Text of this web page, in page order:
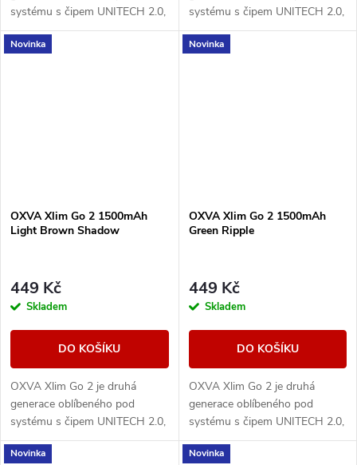
systému s čipem UNITECH 2.0,
baterií 1500 mAh a výkonem 5–
30 W. Nabízí plnou
systému s čipem UNITECH 2.0,
baterií 1500 mAh a výkonem 5–
30 W. Nabízí plnou
Novinka
OXVA Xlim Go 2 1500mAh
Light Brown Shadow
449 Kč
Skladem
DO KOŠÍKU
OXVA Xlim Go 2 je druhá
generace oblíbeného pod
systému s čipem UNITECH 2.0,
baterií 1500 mAh a výkonem 5–
30 W. Nabízí plnou
Novinka
OXVA Xlim Go 2 1500mAh
Green Ripple
449 Kč
Skladem
DO KOŠÍKU
OXVA Xlim Go 2 je druhá
generace oblíbeného pod
systému s čipem UNITECH 2.0,
baterií 1500 mAh a výkonem 5–
30 W. Nabízí plnou
Novinka Novinka